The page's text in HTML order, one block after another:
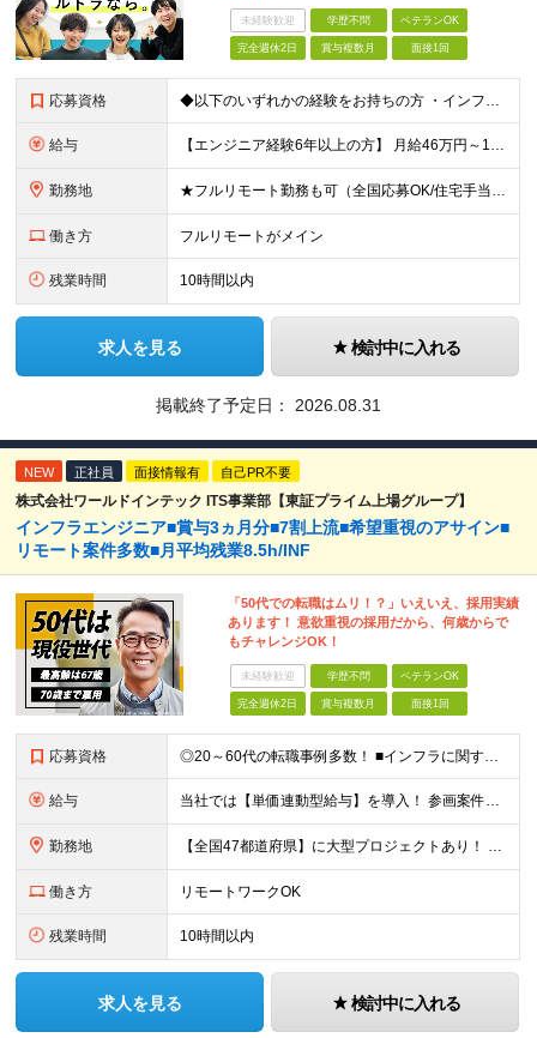
未経験歓迎 学歴不問 ベテランOK
完全週休2日 賞与複数月 面接1回
応募資格 ◆以下のいずれかの経験をお持ちの方 ・インフラ設計・構築の実務経験（オンプレ/クラウドどちらもOK） ・クラウド環境下での運用保守に関する実務経験 ◆学歴不問 ＜こんな方は特に歓迎します＞ ◎これま
給与 【エンジニア経験6年以上の方】 月給46万円～100万円（固定残業代含む） ※上記月給には月30時間分の固定残業代（月8万7,400円～月19万円）を含む。超過分は全額支給。 【エンジニア経験4年以
勤務地 ★フルリモート勤務も可（全国応募OK/住宅手当を支給します） ※案件によって常駐が必要になる場合があります。 ※希望がない限り、転勤はありません ※U・Iターン歓迎 ★ルトラの社員は全国各地で活躍中
働き方 フルリモートがメイン
残業時間 10時間以内
求人を見る 検討中に入れる
掲載終了予定日： 2026.08.31
NEW 正社員 面接情報有 自己PR不要
株式会社ワールドインテック ITS事業部【東証プライム上場グループ】
インフラエンジニア■賞与3ヵ月分■7割上流■希望重視のアサイン■
リモート案件多数■月平均残業8.5h/INF
「50代での転職はムリ！？」いえいえ、採用実績
あります！ 意欲重視の採用だから、何歳からで
もチャレンジOK！
未経験歓迎 学歴不問 ベテランOK
完全週休2日 賞与複数月 面接1回
応募資格 ◎20～60代の転職事例多数！ ■インフラに関する何らかのご経験 ■学歴不問/転職回数は一切不問！
給与 当社では【単価連動型給与】を導入！ 参画案件の契約単価に連動して給与が決定。 還元率は単価の【70％～80％】と東証プライム上場グループとして高水準です！（社会保険料・教育コスト含む） ■関東：月給
勤務地 【全国47都道府県】に大型プロジェクトあり！ 主要勤務地： 北海道/宮城県/栃木県/埼玉県/千葉県/東京都/神奈川県/愛知県/大阪府/京都府/兵庫県/広島県/福岡県/熊本県 ※勤務エリアは、あなたの
働き方 リモートワークOK
残業時間 10時間以内
求人を見る 検討中に入れる